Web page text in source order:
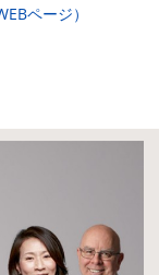
ページ）